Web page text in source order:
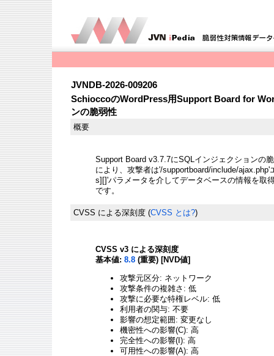
JVNDB-2026-009206
SchioccoのWordPress用Support Board for
ンの脆弱性
概要
Support Board v3.7.7にSQLインジェクションの
により、攻撃者は'/supportboard/include/
s][]'パラメータを介してデータベースの情報を取
です。
CVSS による深刻度 (CVSS とは?)
CVSS v3 による深刻度
基本値: 8.8 (重要) [NVD値]
攻撃元区分: ネットワーク
攻撃条件の複雑さ: 低
攻撃に必要な特権レベル: 低
利用者の関与: 不要
影響の想定範囲: 変更なし
機密性への影響(C): 高
完全性への影響(I): 高
可用性への影響(A): 高